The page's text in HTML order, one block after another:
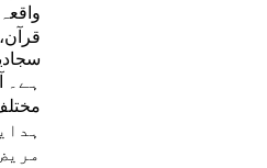
ہے۔